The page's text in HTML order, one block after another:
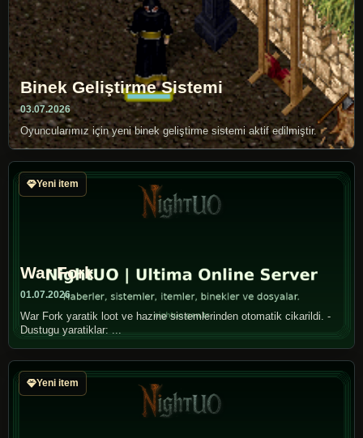
Binek Geliştirme Sistemi
03.07.2026
Oyuncularımız için yeni binek geliştirme sistemi aktif edilmiştir.
Yeni item
War Fork
01.07.2026
War Fork yaratik loot ve hazine sistemlerinden otomatik cikarildi. -
Dustugu yaratiklar: ...
Yeni item